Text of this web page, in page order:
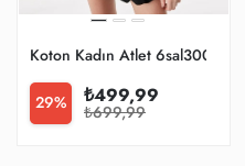
Koton Kadın Atlet 6sal30022ik
29% ₺499,99
₺699,99